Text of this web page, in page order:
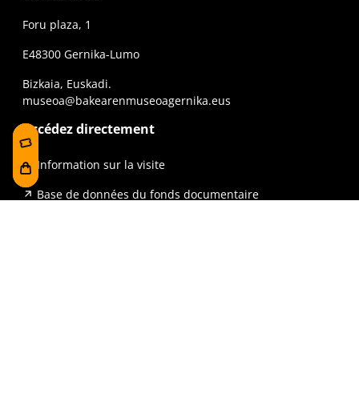
Foru plaza, 1
E48300 Gernika-Lumo
Bizkaia, Euskadi.
museoa@bakearenmuseoagernika.eus
Accédez directement
Information sur la visite
Base de données du fonds documentaire